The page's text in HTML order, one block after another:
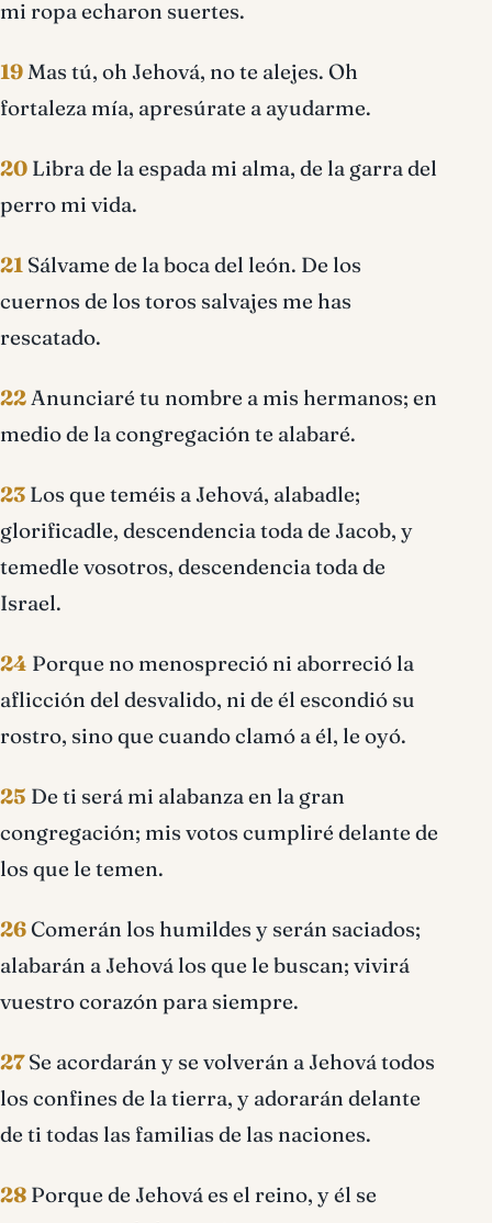
mi ropa echaron suertes.
19Mas tú, oh Jehová, no te alejes. Oh
fortaleza mía, apresúrate a ayudarme.
20 Libra de la espada mi alma, de la garra del
perro mi vida.
21 Sálvame de la boca del león. De los
cuernos de los toros salvajes me has
rescatado.
22Anunciaré tu nombre a mis hermanos; en
medio de la congregación te alabaré.
23 Los que teméis a Jehová, alabadle;
glorificadle, descendencia toda de Jacob, y
temedle vosotros, descendencia toda de
Israel.
24 Porque no menospreció ni aborreció la
aflicción del desvalido, ni de él escondió su
rostro, sino que cuando clamó a él, le oyó.
25 De ti será mi alabanza en la gran
congregación; mis votos cumpliré delante de
los que le temen.
26Comerán los humildes y serán saciados;
alabarán a Jehová los que le buscan; vivirá
vuestro corazón para siempre.
27Se acordarán y se volverán a Jehová todos
los confines de la tierra, y adorarán delante
de ti todas las familias de las naciones.
28 Porque de Jehová es el reino, y él se